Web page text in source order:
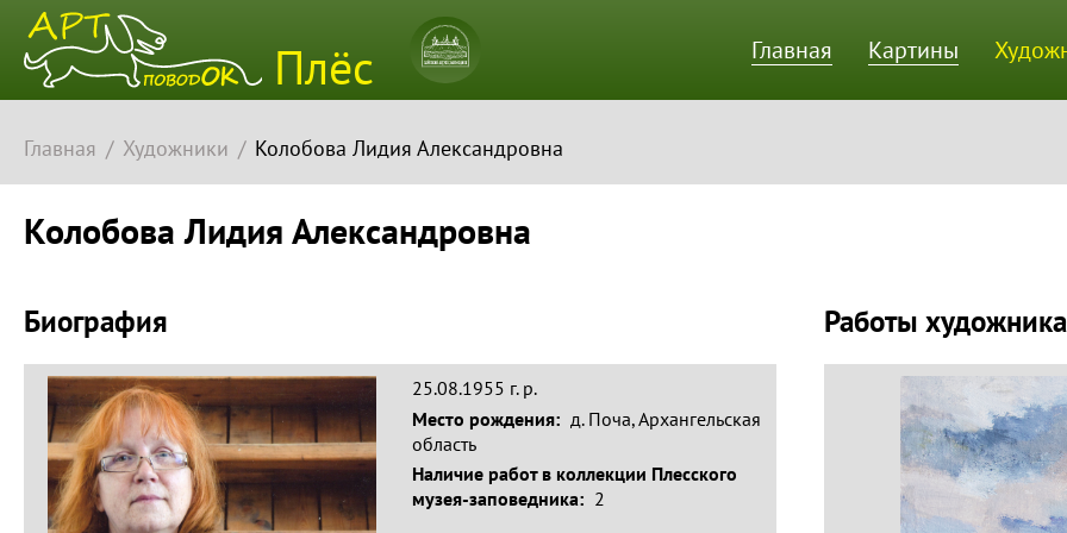
Плёс
Плёсский
музей-
заповедник
Главная Картины
Главная Художники Колобова Лидия Александровна
Колобова Лидия Александровна
Биография
25.08.1955 г. р.
Место рождения: д. Поча, Архангельская
область
Наличие работ в коллекции Плесского
музея-заповедника: 2
Работы художника